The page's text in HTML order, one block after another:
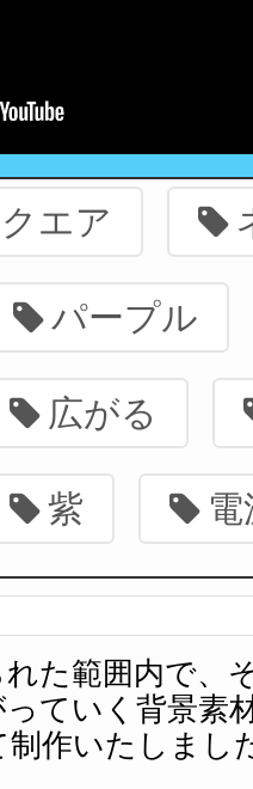
エア
パープル
広がる
紫 電
た範囲内で、
ていく背景素
作いたしまし